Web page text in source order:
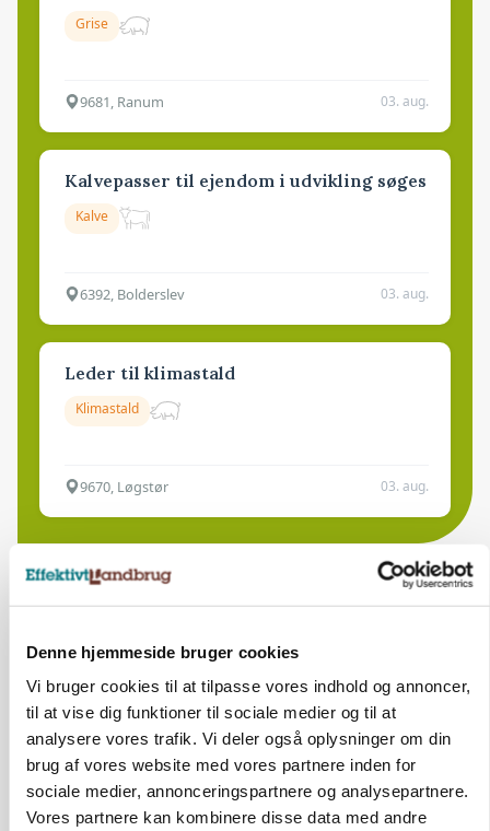
Denne hjemmeside bruger cookies
Vi bruger cookies til at tilpasse vores indhold og annoncer,
til at vise dig funktioner til sociale medier og til at
analysere vores trafik. Vi deler også oplysninger om din
brug af vores website med vores partnere inden for
sociale medier, annonceringspartnere og analysepartnere.
Vores partnere kan kombinere disse data med andre
Grise
9681, Ranum 03. aug.
Kalvepasser til ejendom i udvikling søges
Kalve
6392, Bolderslev 03. aug.
Leder til klimastald
Klimastald
9670, Løgstør 03. aug.